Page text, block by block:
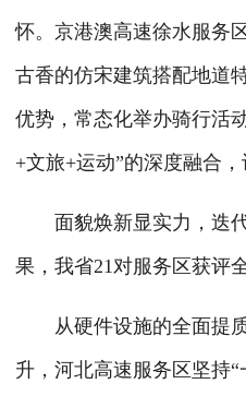
怀。京港澳高速徐水服务
古香的仿宋建筑搭配地道
优势，常态化举办骑行活
+文旅+运动”的深度融合
面貌焕新显实力，迭代
果，我省21对服务区获评
从硬件设施的全面提质
升，河北高速服务区坚持